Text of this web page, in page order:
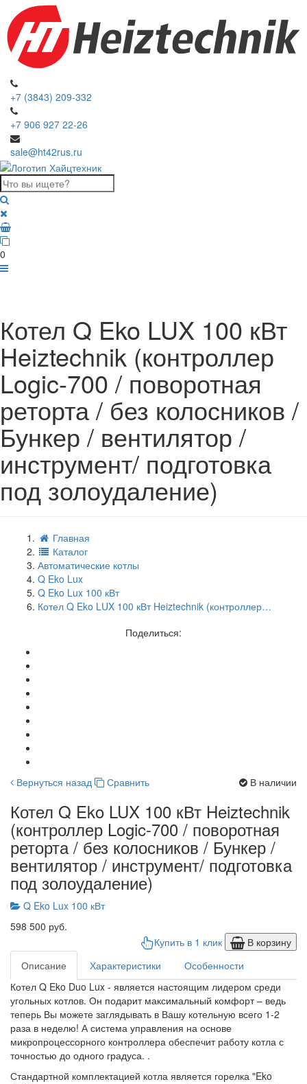
+7 (3843) 209-332
+7 906 927 22-26
sale@ht42rus.ru
0
Котел Q Eko LUX 100 кВт
Heiztechnik (контроллер
Logic-700 / поворотная
реторта / без колосников /
Бункер / вентилятор /
инструмент/ подготовка
под золоудаление)
Главная
Каталог
Автоматические котлы
Q Eko Lux
Q Eko Lux 100 кВт
Котел Q Eko LUX 100 кВт Heiztechnik (контроллер…
Поделиться:
Вернуться назад Сравнить В наличии
Котел Q Eko LUX 100 кВт Heiztechnik
(контроллер Logic-700 / поворотная
реторта / без колосников / Бункер /
вентилятор / инструмент/ подготовка
под золоудаление)
Q Eko Lux 100 кВт
598 500 руб.
Купить в 1 клик
В корзину
Описание
Характеристики
Особенности
Котел Q Eko Duo Lux - является настоящим лидером среди
угольных котлов. Он подарит максимальный комфорт – ведь
теперь Вы можете заглядывать в Вашу котельную всего 1-2
раза в неделю! А система управления на основе
микропроцессорного контроллера обеспечит работу котла с
точностью до одного градуса. .
Стандартной комплектацией котла является горелка "Eko